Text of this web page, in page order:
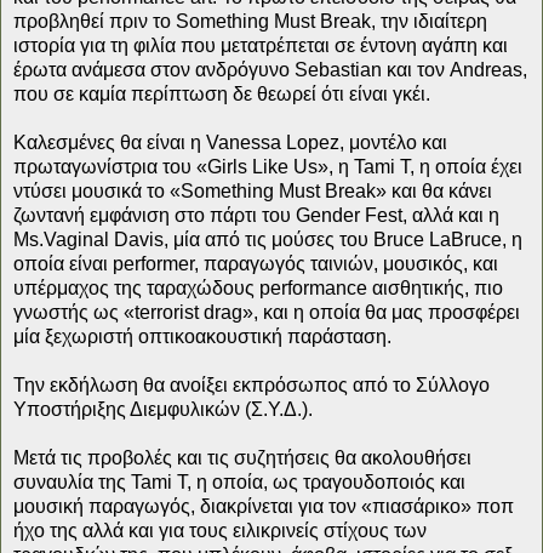
προβληθεί πριν το Something Must Break, την ιδιαίτερη
ιστορία για τη φιλία που μετατρέπεται σε έντονη αγάπη και
έρωτα ανάμεσα στον ανδρόγυνο Sebastian και τον Andreas,
που σε καμία περίπτωση δε θεωρεί ότι είναι γκέι.
Καλεσμένες θα είναι η Vanessa Lopez, μοντέλο και
πρωταγωνίστρια του «Girls Like Us», η Tami T, η οποία έχει
ντύσει μουσικά το «Something Must Break» και θα κάνει
ζωντανή εμφάνιση στο πάρτι του Gender Fest, αλλά και η
Ms.Vaginal Davis, μία από τις μούσες του Bruce LaBruce, η
οποία είναι performer, παραγωγός ταινιών, μουσικός, και
υπέρμαχος της ταραχώδους performance αισθητικής, πιο
γνωστής ως «terrorist drag», και η οποία θα μας προσφέρει
μία ξεχωριστή οπτικοακουστική παράσταση.
Την εκδήλωση θα ανοίξει εκπρόσωπος από το Σύλλογο
Υποστήριξης Διεμφυλικών (Σ.Υ.Δ.).
Μετά τις προβολές και τις συζητήσεις θα ακολουθήσει
συναυλία της Tami T, η οποία, ως τραγουδοποιός και
μουσική παραγωγός, διακρίνεται για τον «πιασάρικο» ποπ
ήχο της αλλά και για τους ειλικρινείς στίχους των